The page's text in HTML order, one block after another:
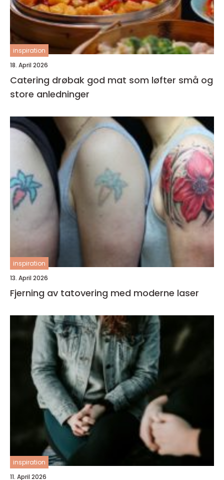
inspiration
18. April 2026
Catering drøbak god mat som løfter små og
store anledninger
inspiration
13. April 2026
Fjerning av tatovering med moderne laser
inspiration
11. April 2026